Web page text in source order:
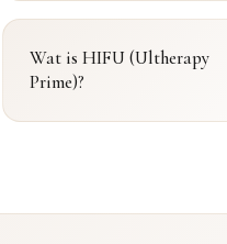
Wat is HIFU (Ultherapy
Prime)?